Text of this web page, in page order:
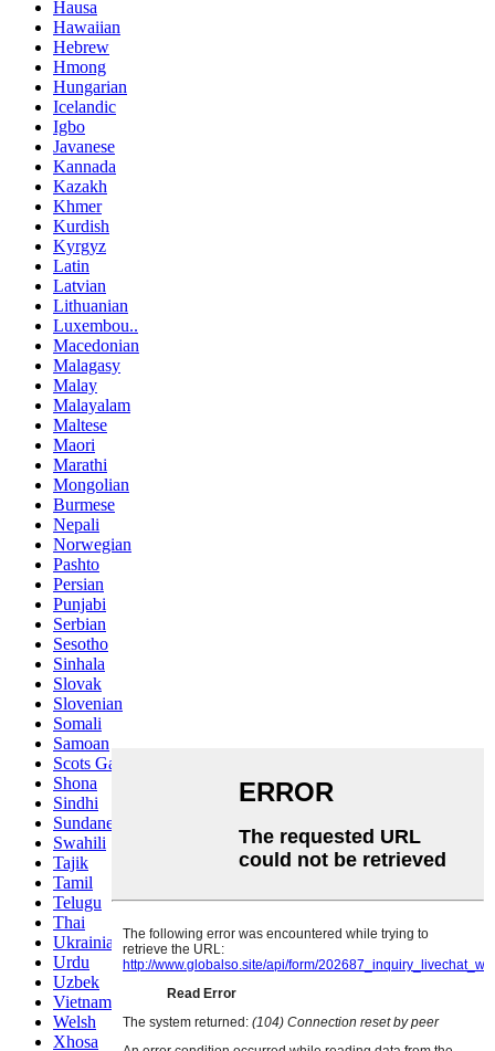
Hausa
Hawaiian
Hebrew
Hmong
Hungarian
Icelandic
Igbo
Javanese
Kannada
Kazakh
Khmer
Kurdish
Kyrgyz
Latin
Latvian
Lithuanian
Luxembou..
Macedonian
Malagasy
Malay
Malayalam
Maltese
Maori
Marathi
Mongolian
Burmese
Nepali
Norwegian
Pashto
Persian
Punjabi
Serbian
Sesotho
Sinhala
Slovak
Slovenian
Somali
Samoan
Scots Gaelic
Shona
Sindhi
Sundanese
Swahili
Tajik
Tamil
Telugu
Thai
Ukrainian
Urdu
Uzbek
Vietnamese
Welsh
Xhosa